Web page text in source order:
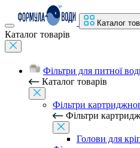
Каталог
Каталог товарів
Фільтри для питної
Каталог товарів
Фільтри
Фільтри
Голови для